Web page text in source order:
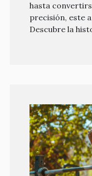
hasta
precisión, este
Descubre la